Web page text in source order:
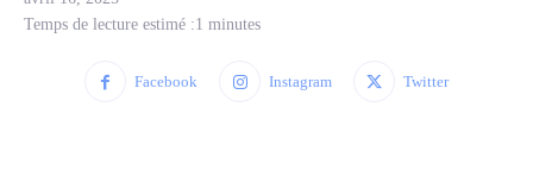
Temps de lecture estimé :1 minutes
Facebook Instagram Twitter